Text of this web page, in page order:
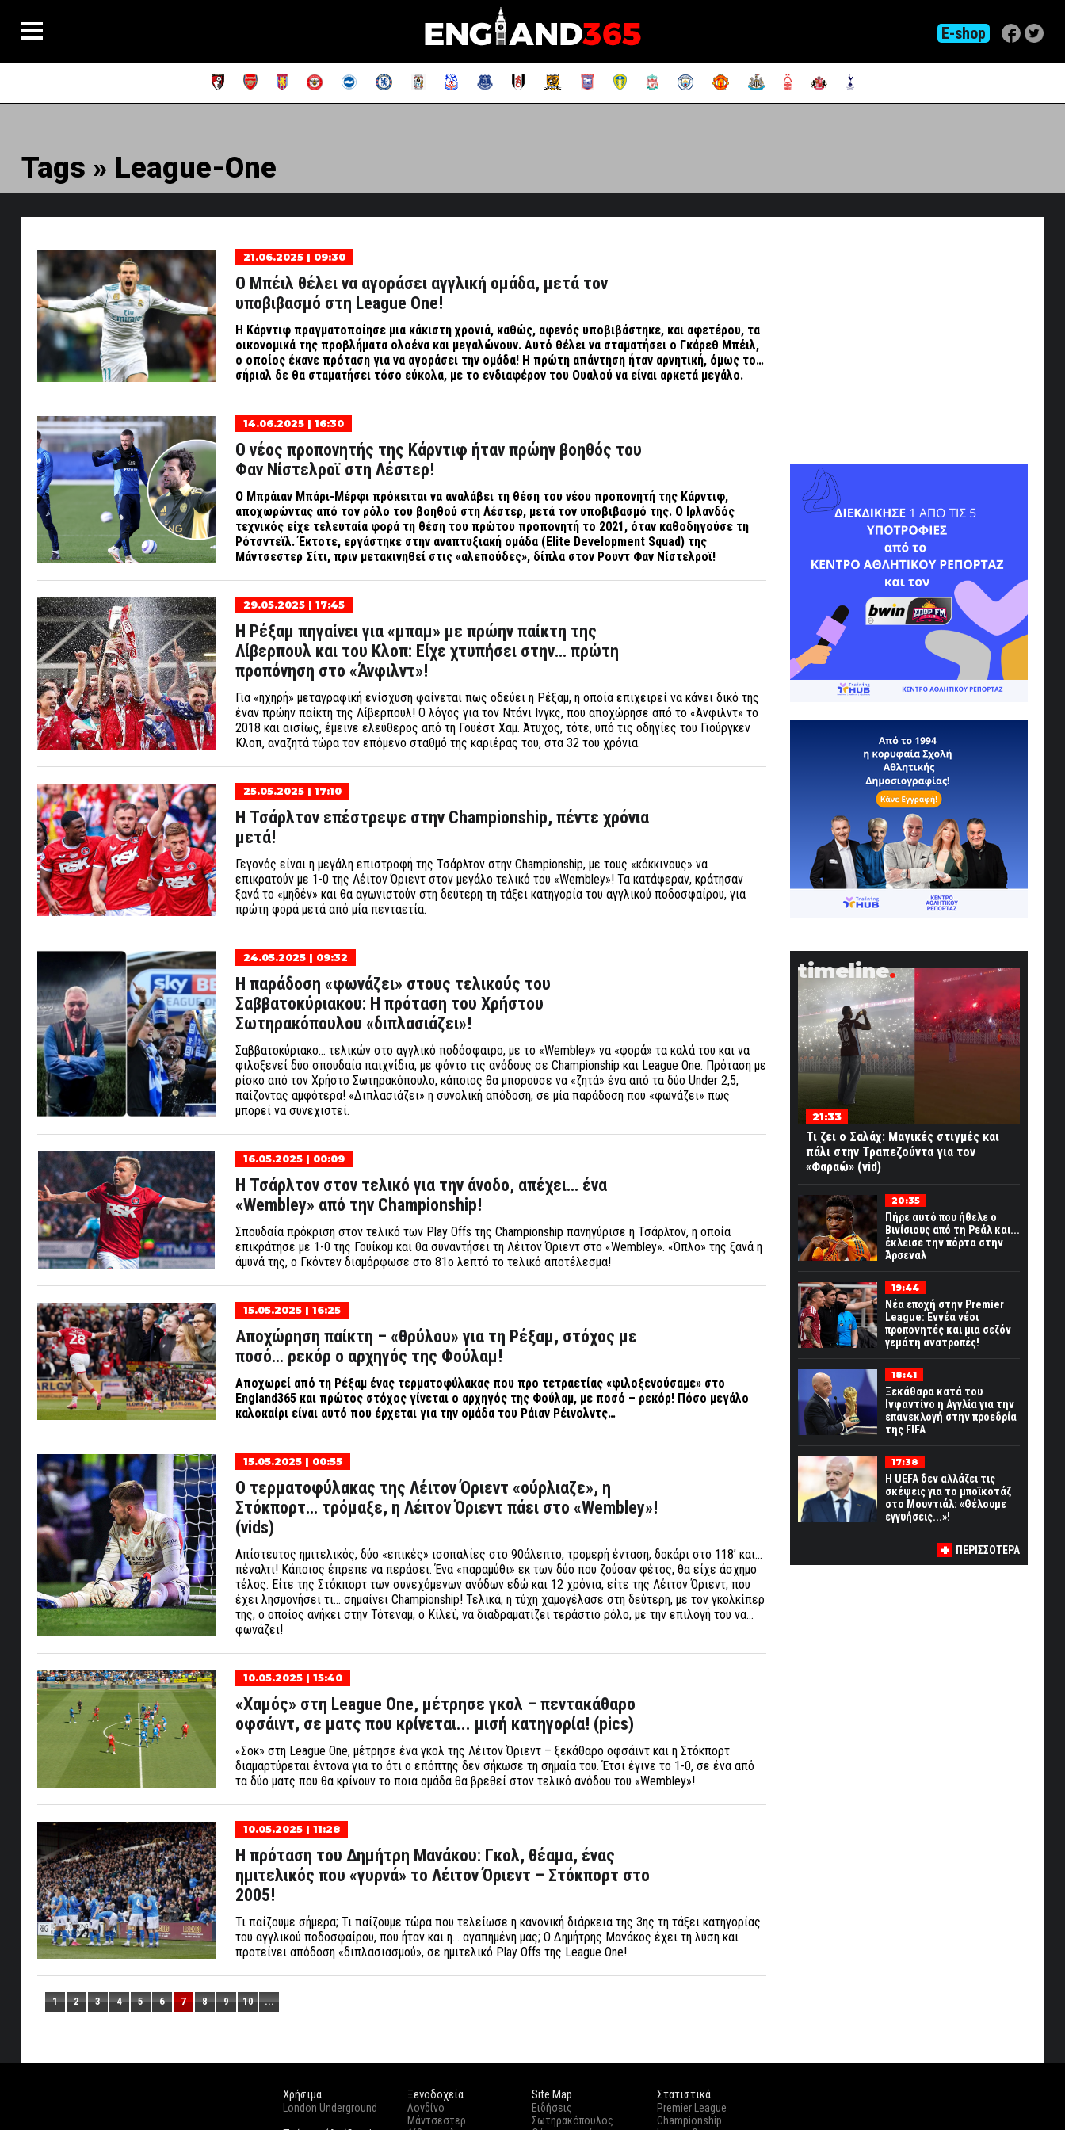
E-shop
Tags » League-One
21.06.2025 | 09:30
Ο Μπέιλ θέλει να αγοράσει αγγλική ομάδα, μετά τον
υποβιβασμό στη League One!
Η Κάρντιφ πραγματοποίησε μια κάκιστη χρονιά, καθώς, αφενός υποβιβάστηκε, και αφετέρου, τα
οικονομικά της προβλήματα ολοένα και μεγαλώνουν. Αυτό θέλει να σταματήσει ο Γκάρεθ Μπέιλ,
ο οποίος έκανε πρόταση για να αγοράσει την ομάδα! Η πρώτη απάντηση ήταν αρνητική, όμως το…
σήριαλ δε θα σταματήσει τόσο εύκολα, με το ενδιαφέρον του Ουαλού να είναι αρκετά μεγάλο.
14.06.2025 | 16:30
Ο νέος προπονητής της Κάρντιφ ήταν πρώην βοηθός του
Φαν Νίστελροϊ στη Λέστερ!
Ο Μπράιαν Μπάρι-Μέρφι πρόκειται να αναλάβει τη θέση του νέου προπονητή της Κάρντιφ,
αποχωρώντας από τον ρόλο του βοηθού στη Λέστερ, μετά τον υποβιβασμό της. Ο Ιρλανδός
τεχνικός είχε τελευταία φορά τη θέση του πρώτου προπονητή το 2021, όταν καθοδηγούσε τη
Ρότσντεϊλ. Έκτοτε, εργάστηκε στην αναπτυξιακή ομάδα (Elite Development Squad) της
Μάντσεστερ Σίτι, πριν μετακινηθεί στις «αλεπούδες», δίπλα στον Ρουντ Φαν Νίστελροϊ!
29.05.2025 | 17:45
Η Ρέξαμ πηγαίνει για «μπαμ» με πρώην παίκτη της
Λίβερπουλ και του Κλοπ: Είχε χτυπήσει στην… πρώτη
προπόνηση στο «Άνφιλντ»!
Για «ηχηρή» μεταγραφική ενίσχυση φαίνεται πως οδεύει η Ρέξαμ, η οποία επιχειρεί να κάνει δικό της
έναν πρώην παίκτη της Λίβερπουλ! Ο λόγος για τον Ντάνι Ινγκς, που αποχώρησε από το «Άνφιλντ» το
2018 και αισίως, έμεινε ελεύθερος από τη Γουέστ Χαμ. Άτυχος, τότε, υπό τις οδηγίες του Γιούργκεν
Κλοπ, αναζητά τώρα τον επόμενο σταθμό της καριέρας του, στα 32 του χρόνια.
25.05.2025 | 17:10
Η Τσάρλτον επέστρεψε στην Championship, πέντε χρόνια
μετά!
Γεγονός είναι η μεγάλη επιστροφή της Τσάρλτον στην Championship, με τους «κόκκινους» να
επικρατούν με 1-0 της Λέιτον Όριεντ στον μεγάλο τελικό του «Wembley»! Τα κατάφεραν, κράτησαν
ξανά το «μηδέν» και θα αγωνιστούν στη δεύτερη τη τάξει κατηγορία του αγγλικού ποδοσφαίρου, για
πρώτη φορά μετά από μία πενταετία.
24.05.2025 | 09:32
Η παράδοση «φωνάζει» στους τελικούς του
Σαββατοκύριακου: Η πρόταση του Χρήστου
Σωτηρακόπουλου «διπλασιάζει»!
Σαββατοκύριακο… τελικών στο αγγλικό ποδόσφαιρο, με το «Wembley» να «φορά» τα καλά του και να
φιλοξενεί δύο σπουδαία παιχνίδια, με φόντο τις ανόδους σε Championship και League One. Πρόταση με
ρίσκο από τον Χρήστο Σωτηρακόπουλο, κάποιος θα μπορούσε να «ζητά» ένα από τα δύο Under 2,5,
παίζοντας αμφότερα! «Διπλασιάζει» η συνολική απόδοση, σε μία παράδοση που «φωνάζει» πως
μπορεί να συνεχιστεί.
16.05.2025 | 00:09
Η Τσάρλτον στον τελικό για την άνοδο, απέχει… ένα
«Wembley» από την Championship!
Σπουδαία πρόκριση στον τελικό των Play Offs της Championship πανηγύρισε η Τσάρλτον, η οποία
επικράτησε με 1-0 της Γουίκομ και θα συναντήσει τη Λέιτον Όριεντ στο «Wembley». «Όπλο» της ξανά η
άμυνά της, ο Γκόντεν διαμόρφωσε στο 81ο λεπτό το τελικό αποτέλεσμα!
15.05.2025 | 16:25
Αποχώρηση παίκτη – «θρύλου» για τη Ρέξαμ, στόχος με
ποσό… ρεκόρ ο αρχηγός της Φούλαμ!
Αποχωρεί από τη Ρέξαμ ένας τερματοφύλακας που προ τετραετίας «φιλοξενούσαμε» στο
England365 και πρώτος στόχος γίνεται ο αρχηγός της Φούλαμ, με ποσό – ρεκόρ! Πόσο μεγάλο
καλοκαίρι είναι αυτό που έρχεται για την ομάδα του Ράιαν Ρέινολντς…
15.05.2025 | 00:55
Ο τερματοφύλακας της Λέιτον Όριεντ «ούρλιαζε», η
Στόκπορτ… τρόμαξε, η Λέιτον Όριεντ πάει στο «Wembley»!
(vids)
Απίστευτος ημιτελικός, δύο «επικές» ισοπαλίες στο 90άλεπτο, τρομερή ένταση, δοκάρι στο 118’ και…
πέναλτι! Κάποιος έπρεπε να περάσει. Ένα «παραμύθι» εκ των δύο που ζούσαν φέτος, θα είχε άσχημο
τέλος. Είτε της Στόκπορτ των συνεχόμενων ανόδων εδώ και 12 χρόνια, είτε της Λέιτον Όριεντ, που
έχει λησμονήσει τι… σημαίνει Championship! Τελικά, η τύχη χαμογέλασε στη δεύτερη, με τον γκολκίπερ
της, ο οποίος ανήκει στην Τότεναμ, ο Κίλεϊ, να διαδραματίζει τεράστιο ρόλο, με την επιλογή του να…
φωνάζει!
10.05.2025 | 15:40
«Χαμός» στη League One, μέτρησε γκολ – πεντακάθαρο
οφσάιντ, σε ματς που κρίνεται... μισή κατηγορία! (pics)
«Σοκ» στη League One, μέτρησε ένα γκολ της Λέιτον Όριεντ – ξεκάθαρο οφσάιντ και η Στόκπορτ
διαμαρτύρεται έντονα για το ότι ο επόπτης δεν σήκωσε τη σημαία του. Έτσι έγινε το 1-0, σε ένα από
τα δύο ματς που θα κρίνουν το ποια ομάδα θα βρεθεί στον τελικό ανόδου του «Wembley»!
10.05.2025 | 11:28
Η πρόταση του Δημήτρη Μανάκου: Γκολ, θέαμα, ένας
ημιτελικός που «γυρνά» το Λέιτον Όριεντ – Στόκπορτ στο
2005!
Τι παίζουμε σήμερα; Τι παίζουμε τώρα που τελείωσε η κανονική διάρκεια της 3ης τη τάξει κατηγορίας
του αγγλικού ποδοσφαίρου, που ήταν και η… αγαπημένη μας; Ο Δημήτρης Μανάκος έχει τη λύση και
προτείνει απόδοση «διπλασιασμού», σε ημιτελικό Play Offs της League One!
1 2 3 4 5 6 7 8 9 10 ...
timeline
21:33
Τι ζει ο Σαλάχ: Μαγικές στιγμές και
πάλι στην Τραπεζούντα για τον
«Φαραώ» (vid)
20:35
Πήρε αυτό που ήθελε ο
Βινίσιους από τη Ρεάλ και...
έκλεισε την πόρτα στην
Άρσεναλ
19:44
Νέα εποχή στην Premier
League: Εννέα νέοι
προπονητές και μια σεζόν
γεμάτη ανατροπές!
18:41
Ξεκάθαρα κατά του
Ινφαντίνο η Αγγλία για την
επανεκλογή στην προεδρία
της FIFA
17:38
Η UEFA δεν αλλάζει τις
σκέψεις για το μποϊκοτάζ
στο Μουντιάλ: «Θέλουμε
εγγυήσεις...»!
ΠΕΡΙΣΣΟΤΕΡΑ
Χρήσιμα
London Underground
Ξενοδοχεία
Λονδίνο
Μάντσεστερ
Site Map
Ειδήσεις
Σωτηρακόπουλος
Στατιστικά
Premier League
Championship